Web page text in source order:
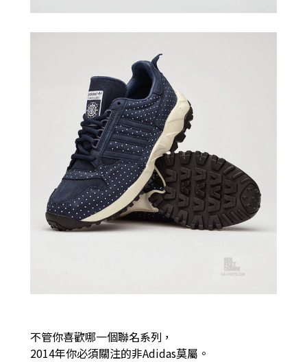
不管你喜歡哪一個聯名系列，
2014年你必須關注的非Adidas莫屬。